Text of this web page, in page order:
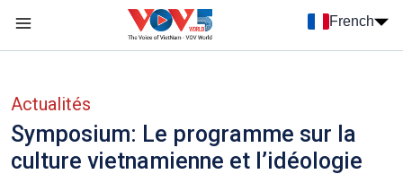
French
Actualités
Symposium: Le programme sur la
culture vietnamienne et l’idéologie